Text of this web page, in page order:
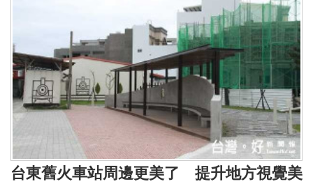
台東舊火車站周邊更美了 提升地方視覺美